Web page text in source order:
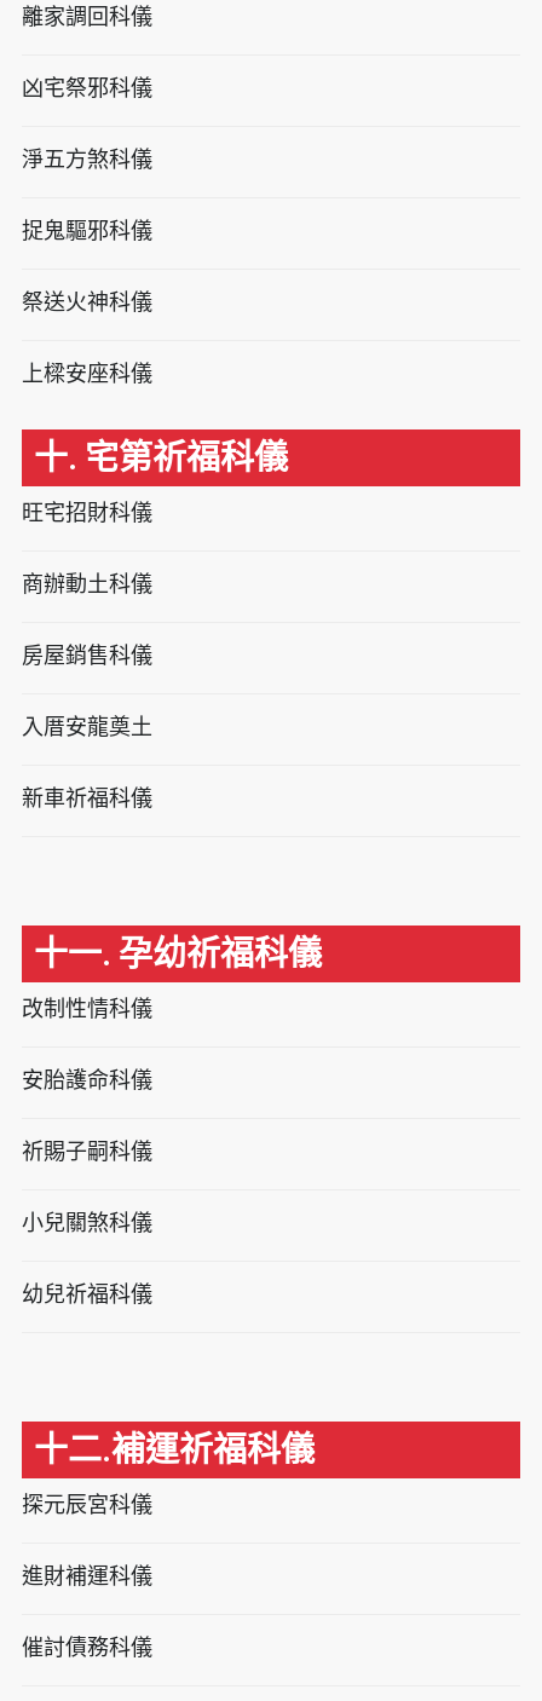
離家調回科儀
凶宅祭邪科儀
淨五方煞科儀
捉鬼驅邪科儀
祭送火神科儀
上樑安座科儀
十. 宅第祈福科儀
旺宅招財科儀
商辦動土科儀
房屋銷售科儀
入厝安龍奠土
新車祈福科儀
十一. 孕幼祈福科儀
改制性情科儀
安胎護命科儀
祈賜子嗣科儀
小兒關煞科儀
幼兒祈福科儀
十二.補運祈福科儀
探元辰宮科儀
進財補運科儀
催討債務科儀